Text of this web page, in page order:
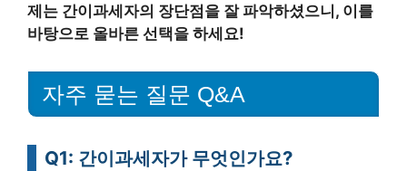
제는 간이과세자의 장단점을 잘 파악하셨으니, 이를
바탕으로 올바른 선택을 하세요!
자주 묻는 질문 Q&A
Q1: 간이과세자가 무엇인가요?